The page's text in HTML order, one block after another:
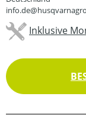
Inklusive